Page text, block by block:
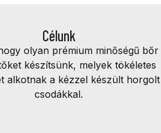
Célunk
olyan prémium minőségű bőr
készítsünk, melyek tökéletes
alkotnak a kézzel készült horgolt
csodákkal.